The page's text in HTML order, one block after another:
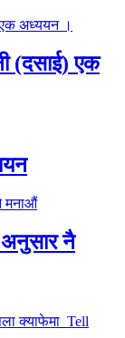
(दसाई) एक
अनुसार नै